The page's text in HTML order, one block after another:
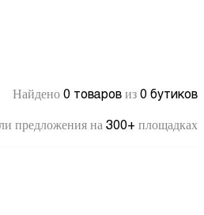
Найдено 0 товаров из 0 бутиков
предложения на 300+ площадках